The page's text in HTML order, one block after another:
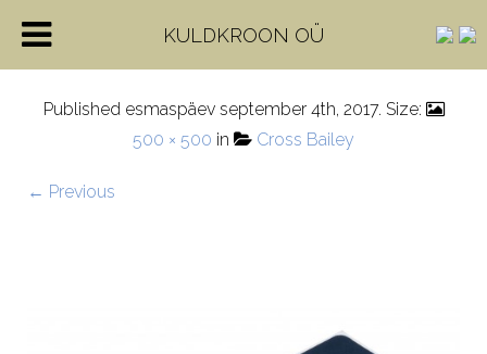
Karp-38
Published esmaspäev september 4th, 2017. Size:
500 × 500 in Cross Bailey
← Previous
KULDKROON OÜ